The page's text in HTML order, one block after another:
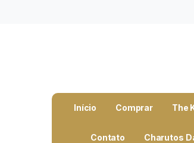
Início Comprar The
Contato Charutos